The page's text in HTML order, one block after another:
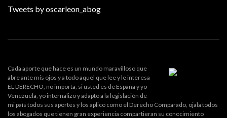
Tweets by oscarleon_abog
Cada aporte que hace es un mundo maravilloso que
abre ante mis ojos y a todo aquel que lee y le interesa
EL DERECHO, no importa, si usted es de España y yo
Venezuela, yo internalizo y adapto a la legislación de
mi país todos sus aportes y los aplico como el Derecho Comparado, ojala todos
los abogados que tienen gran experiencia compartieran su conocimiento